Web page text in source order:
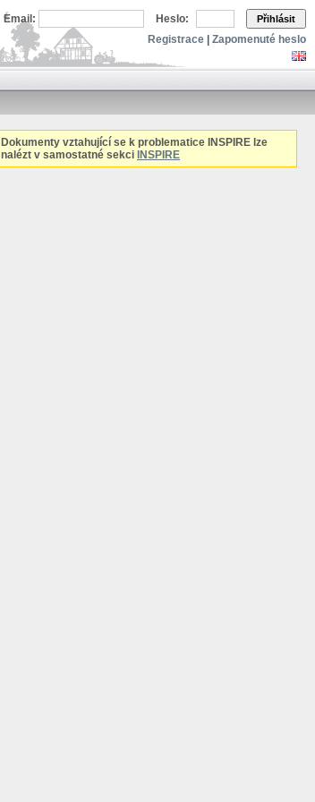
Email: Heslo: Přihlásit
Registrace Zapomenuté heslo
Dokumenty vztahující se k problematice INSPIRE lze
nalézt v samostatné sekci INSPIRE